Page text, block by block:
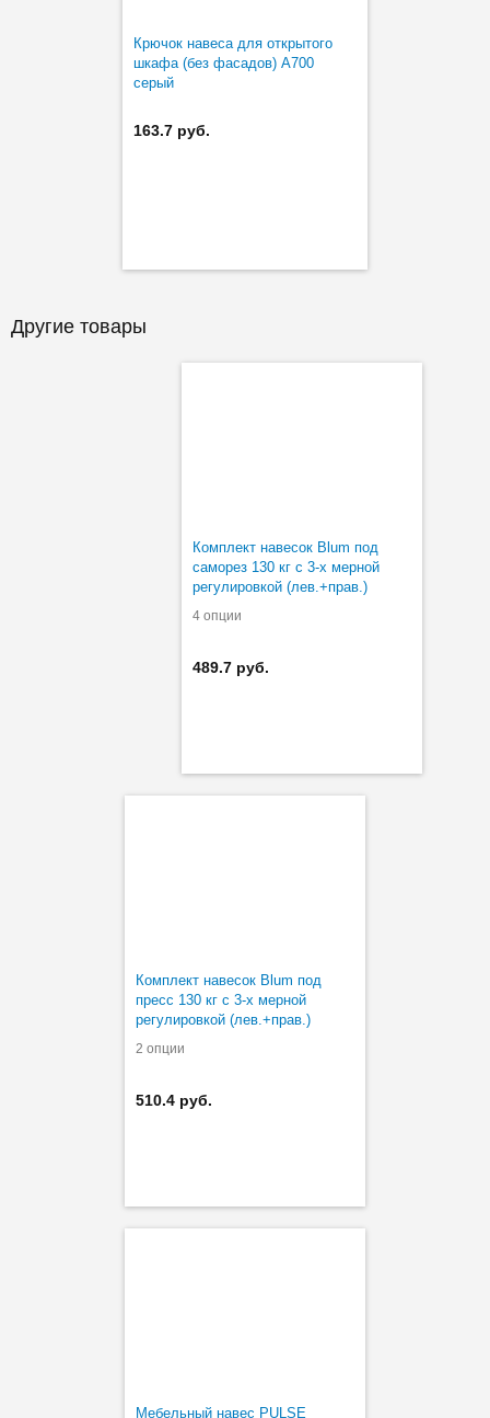
Крючок навеса для открытого
шкафа (без фасадов) A700
серый
163.7 руб.
Другие товары
Комплект навесок Blum под
саморез 130 кг с 3-х мерной
регулировкой (лев.+прав.)
4 опции
489.7 руб.
Комплект навесок Blum под
пресс 130 кг с 3-х мерной
регулировкой (лев.+прав.)
2 опции
510.4 руб.
Мебельный навес PULSE